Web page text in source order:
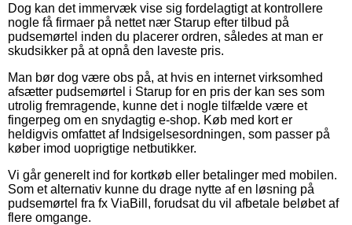
Dog kan det immervæk vise sig fordelagtigt at kontrollere
nogle få firmaer på nettet nær Starup efter tilbud på
pudsemørtel inden du placerer ordren, således at man er
skudsikker på at opnå den laveste pris.
Man bør dog være obs på, at hvis en internet virksomhed
afsætter pudsemørtel i Starup for en pris der kan ses som
utrolig fremragende, kunne det i nogle tilfælde være et
fingerpeg om en snydagtig e-shop. Køb med kort er
heldigvis omfattet af Indsigelsesordningen, som passer på
køber imod uoprigtige netbutikker.
Vi går generelt ind for kortkøb eller betalinger med mobilen.
Som et alternativ kunne du drage nytte af en løsning på
pudsemørtel fra fx ViaBill, forudsat du vil afbetale beløbet af
flere omgange.